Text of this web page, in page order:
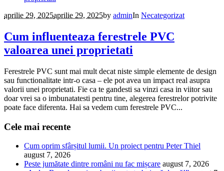
aprilie 29, 2025aprilie 29, 2025by adminIn Necategorizat
Cum influenteaza ferestrele PVC
valoarea unei proprietati
Ferestrele PVC sunt mai mult decat niste simple elemente de design
sau functionalitate intr-o casa – ele pot avea un impact real asupra
valorii unei proprietati. Fie ca te gandesti sa vinzi casa in viitor sau
doar vrei sa o imbunatatesti pentru tine, alegerea ferestrelor potrivite
poate face diferenta. Hai sa vedem cum ferestrele PVC...
Cele mai recente
Cum oprim sfârșitul lumii. Un proiect pentru Peter Thiel
august 7, 2026
Peste jumătate dintre români nu fac mișcare august 7, 2026